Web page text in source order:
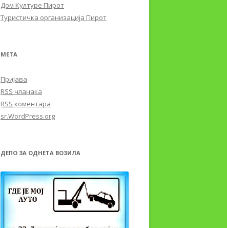
Дом Културе Пирот
Туристичка организација Пирот
МЕТА
Пријава
RSS чланака
RSS коментара
sr.WordPress.org
ДЕПО ЗА ОДНЕТА ВОЗИЛА